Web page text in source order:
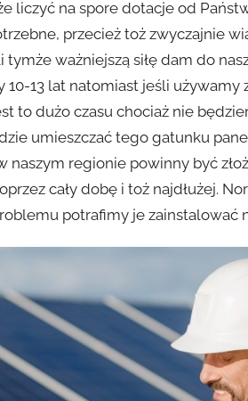
liczyć na spore dotacje od
przecież toż zwyczajnie
ważniejszą siłę dam do
10-13 lat natomiast jeśli
to dużo czasu chociaż nie
umieszczać tego gatunku
regionie powinny być
cały dobę i toż najdłużej.
potrafimy je zainstalować